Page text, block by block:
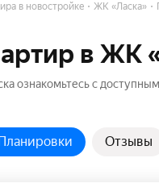
в новостройке ЖК «Ласка»
в ЖК
ознакомьтесь с
Отзывы